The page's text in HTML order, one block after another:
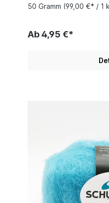
50 Gramm (99,00 €* / 1
Ab 4,95 €*